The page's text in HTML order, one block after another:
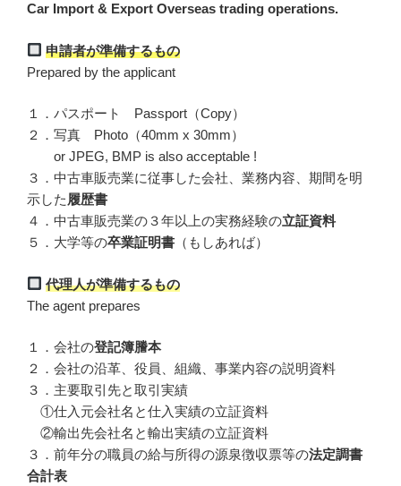
Car Import & Export Overseas trading operations.
申請者が準備するもの
Prepared by the applicant
１．パスポート Passport（Copy）
２．写真 Photo（40mm x 30mm）
or JPEG, BMP is also acceptable !
３．中古車販売業に従事した会社、業務内容、期間を明
示した 履歴書
４．中古車販売業の３年以上の実務経験の立証資料
５．大学等の卒業証明書 （もしあれば）
代理人が準備するもの
The agent prepares
１．会社の登記簿謄本
２．会社の沿革、役員、組織、事業内容の説明資料
３．主要取引先と取引実績
①仕入元会社名と仕入実績の立証資料
②輸出先会社名と輸出実績の立証資料
３．前年分の職員の給与所得の源泉徴収票等の法定調書
合計表